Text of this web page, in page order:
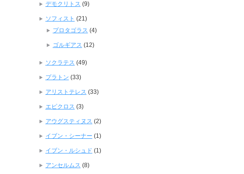
デモクリトス (9)
ソフィスト (21)
プロタゴラス (4)
ゴルギアス (12)
ソクラテス (49)
プラトン (33)
アリストテレス (33)
エピクロス (3)
アウグスティヌス (2)
イブン・シーナー (1)
イブン・ルシュド (1)
アンセルムス (8)